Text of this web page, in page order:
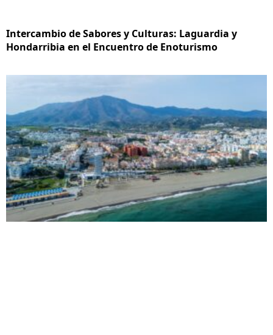
Intercambio de Sabores y Culturas: Laguardia y
Hondarribia en el Encuentro de Enoturismo